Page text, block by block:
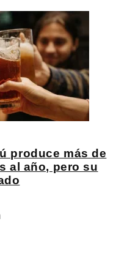
produce más de
al año, pero su